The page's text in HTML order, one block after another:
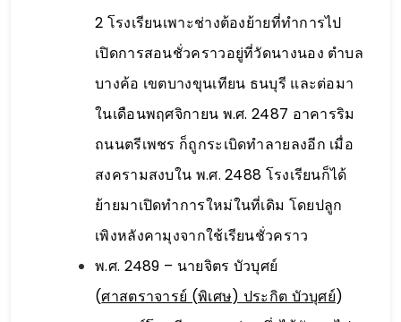
2 โรงเรียนเพาะช่างต้องย้ายที่ทำการไป
เปิดการสอนชั่วคราวอยู่ที่วัดนางนอง ตำบล
บางค้อ เขตบางขุนเทียน ธนบุรี และต่อมา
ในเดือนพฤศจิกายน พ.ศ. 2487 อาคารริม
ถนนตรีเพชร ก็ถูกระเบิดทำลายลงอีก เมื่อ
สงครามสงบใน พ.ศ. 2488 โรงเรียนก็ได้
ย้ายมาเปิดทำการใหม่ในที่เดิม โดยปลูก
เพิงหลังคามุงจากใช้เรียนชั่วคราว
พ.ศ. 2489 – นายจิตร บัวบุศย์
(ศาสตราจารย์ (พิเศษ) ประกิต บัวบุศย์)